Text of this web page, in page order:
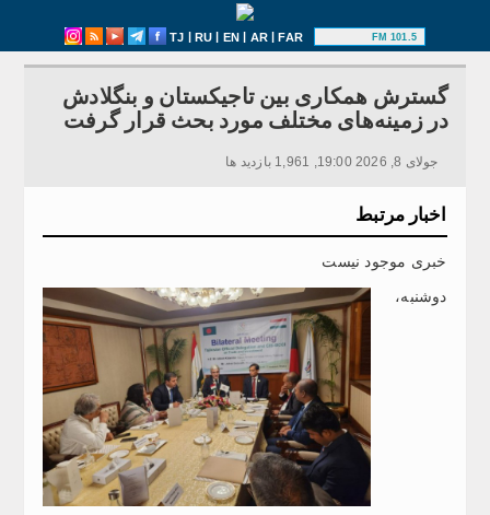
TJ | RU | EN | AR|FAR 101.5 FM
گسترش همکاری بین تاجیکستان و بنگلادش
در زمینه‌های مختلف مورد بحث قرار گرفت
جولای 8, 2026 19:00, 1,961 بازدید ها
اخبار مرتبط
خبری موجود نیست
دوشنبه،